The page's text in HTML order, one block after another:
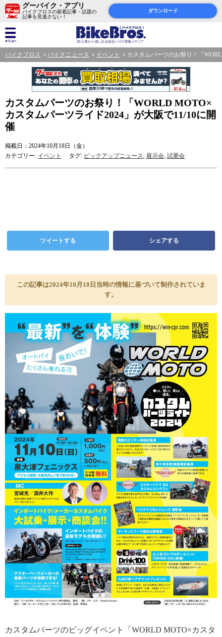
グーバイク・アプリ
バイクブロスの新着記事・話題の
記事を見逃さない！
ダウンロード
バイクブロス バイクニュース イベント カスタムパーツのお祭り！「
カスタムパーツのお祭り！「WORLD MOTO×
カスタムパーツライド2024」が大阪で11/10に開
催
掲載日：2024年10月18日（金）
カテゴリー: イベント タグ: ピックアップニュース, 展示会, 試乗会
ツイートする シェアする
この記事は2024年10月18日当時の情報に基づいて制作されていま
す。
カスタムパーツのビッグイベント「WORLD MOTO×カスタ